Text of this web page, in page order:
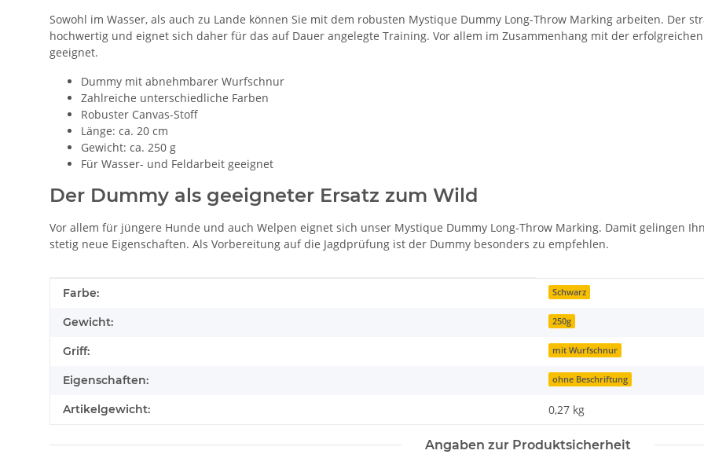
Sowohl im Wasser, als auch zu Lande können Sie mit dem robusten Mystique Dummy Long-Throw Marking arbeiten. Der
hochwertig und eignet sich daher für das auf Dauer angelegte Training. Vor allem im Zusammenhang mit der
geeignet.
Dummy mit abnehmbarer Wurfschnur
Zahlreiche unterschiedliche Farben
Robuster Canvas-Stoff
Länge: ca. 20 cm
Gewicht: ca. 250 g
Für Wasser- und Feldarbeit geeignet
Der Dummy als geeigneter Ersatz zum Wild
Vor allem für jüngere Hunde und auch Welpen eignet sich unser Mystique Dummy Long-Throw Marking. Damit gelingen
stetig neue Eigenschaften. Als Vorbereitung auf die Jagdprüfung ist der Dummy besonders zu empfehlen.
Produkteigenschaft
Wert
Farbe: Schwarz
Gewicht: 250g
Griff: mit Wurfschnur
Eigenschaften: ohne Beschriftung
Artikelgewicht: 0,27 kg
Angaben zur Produktsicherheit